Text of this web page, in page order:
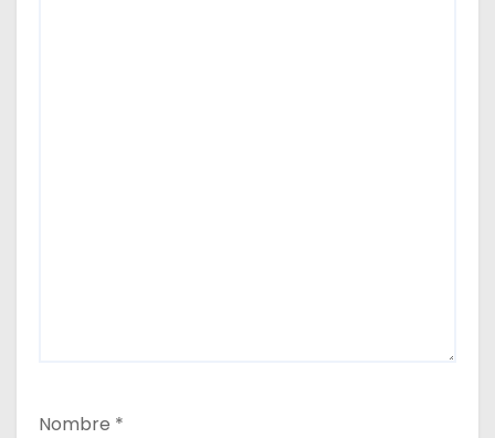
Nombre *